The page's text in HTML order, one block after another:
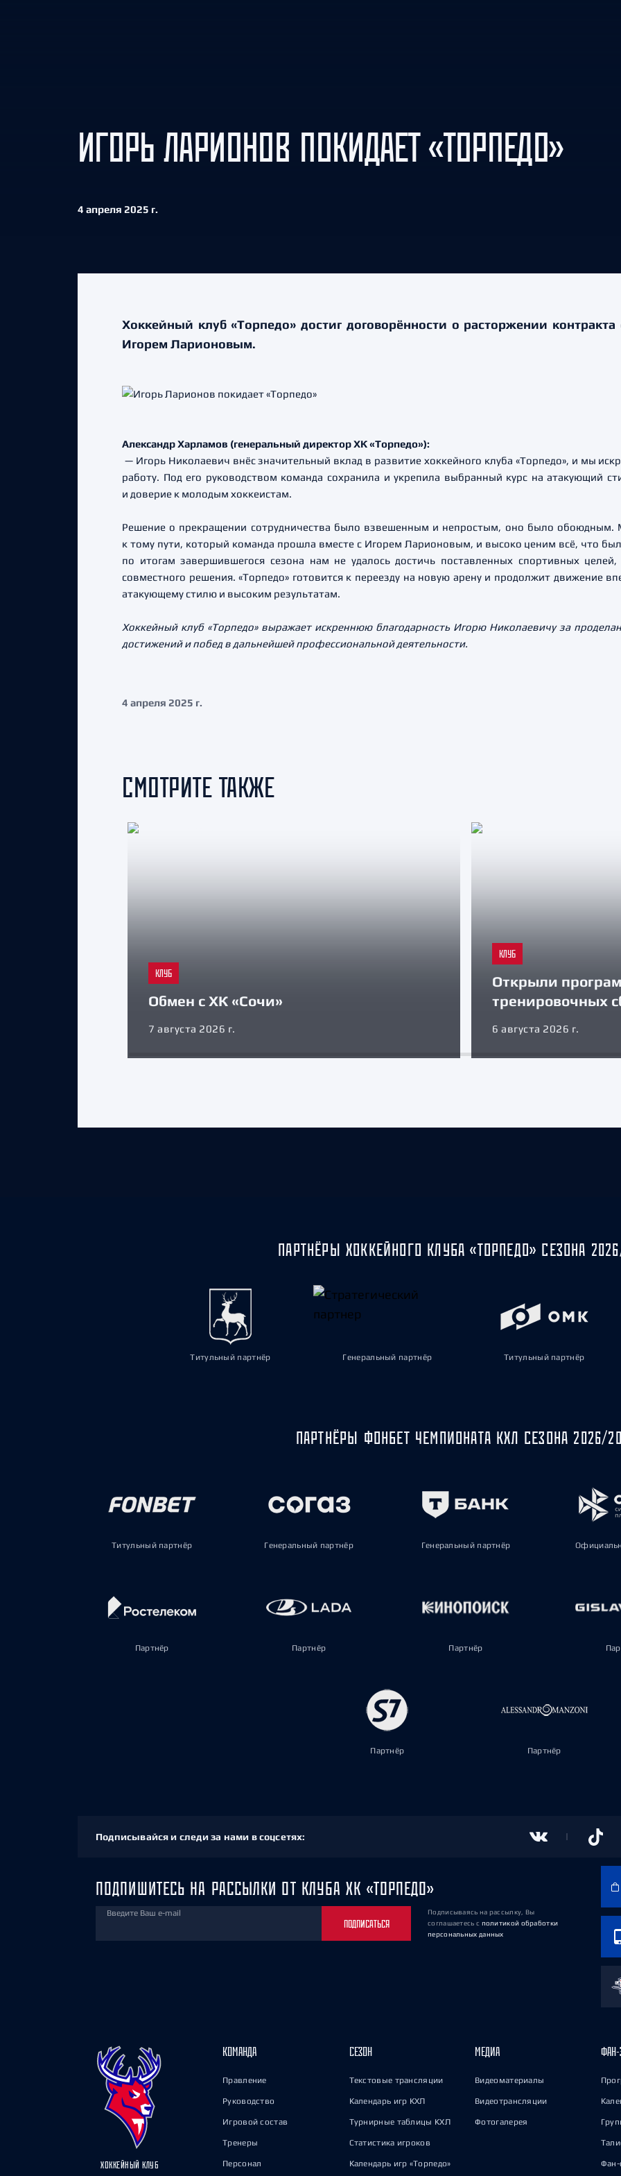
ИГОРЬ ЛАРИОНОВ ПОКИДАЕТ «ТОРПЕДО»
4 апреля 2025 г.
Хоккейный клуб «Торпедо» достиг договорённости о расторжении
Игорем Ларионовым.
Александр Харламов (генеральный директор ХК «Торпедо»):
— Игорь Николаевич внёс значительный вклад в развитие хоккейного клуба «Торпедо», и мы
работу. Под его руководством команда сохранила и укрепила выбранный курс на атакующий
и доверие к молодым хоккеистам.
Решение о прекращении сотрудничества было взвешенным и непростым, оно было обоюдным.
к тому пути, который команда прошла вместе с Игорем Ларионовым, и высоко ценим всё, что
по итогам завершившегося сезона нам не удалось достичь поставленных спортивных
совместного решения. «Торпедо» готовится к переезду на новую арену и продолжит движение
атакующему стилю и высоким результатам.
Хоккейный клуб «Торпедо» выражает искреннюю благодарность Игорю Николаевичу за
достижений и побед в дальнейшей профессиональной деятельности.
4 апреля 2025 г.
СМОТРИТЕ ТАКЖЕ
КЛУБ
Обмен с ХК «Сочи»
7 августа 2026 г.
КЛУБ
Открыли
тренировочных
6 августа 2026 г.
ПАРТНЁРЫ ХОККЕЙНОГО КЛУБА «ТОРПЕДО» СЕЗОНА
Титульный партнёр Генеральный партнёр Титульный партнёр
ПАРТНЁРЫ ФОНБЕТ ЧЕМПИОНАТА КХЛ СЕЗОНА 2026/
Титульный партнёр Генеральный партнёр Генеральный партнёр
Партнёр Партнёр Партнёр
Партнёр Партнёр
Подписывайся и следи за нами в соцсетях:
ПОДПИШИТЕСЬ НА РАССЫЛКИ ОТ КЛУБА ХК «ТОРПЕДО»
Введите Ваш e-mail
ПОДПИСАТЬСЯ
Подписываясь на рассылку, Вы
соглашаетесь с политикой обработки
персональных данных
ХОККЕЙНЫЙ КЛУБ
КОМАНДА
Правление
Руководство
Игровой состав
Тренеры
Персонал
СЕЗОН
Текстовые трансляции
Календарь игр КХЛ
Турнирные таблицы КХЛ
Статистика игроков
Календарь игр «Торпедо»
МЕДИА
Видеоматериалы
Видеотрансляции
Фотогалерея
ФАН-
Фан-